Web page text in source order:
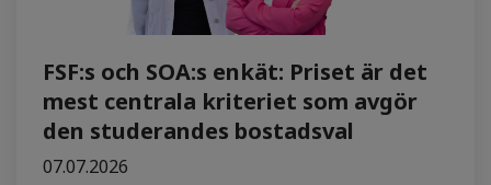
FSF:s och SOA:s enkät: Priset är det
mest centrala kriteriet som avgör
den studerandes bostadsval
07.07.2026